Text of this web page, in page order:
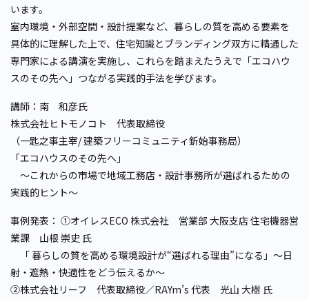
います。
室内環境・外部空間・設計提案など、暮らしの質を高める要素を
具体的に理解した上で、住宅知識とブランディング双方に精通した
専門家による講演を実施し、これらを踏まえたうえで「エコハウ
スのその先へ」つながる実践的手法を学びます。
講師：南 和彦氏
株式会社ヒトモノコト 代表取締役
（一匙之事主宰/ 建築フリーコミュニティ釿始事務局）
「エコハウスのその先へ」
～これからの市場で地域工務店・設計事務所が選ばれるための
実践的ヒント～
事例発表： ①オイレスECO 株式会社 営業部 大阪支店 住宅機器営
業課 山根 崇史 氏
「 暮らしの質を高める環境設計が“選ばれる理由”になる」～日
射・遮熱・快適性をどう伝えるか～
②株式会社リーフ 代表取締役／RAYm’s 代表 光山 大樹 氏